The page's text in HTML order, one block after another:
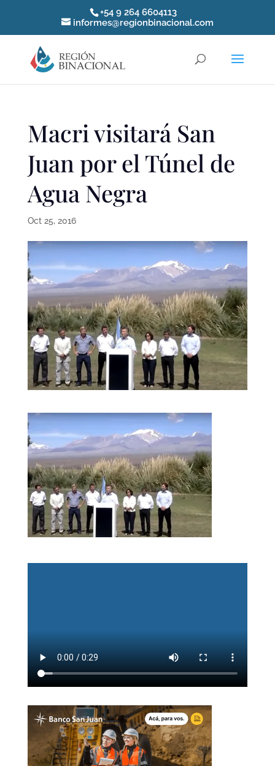
+54 9 264 6604113
informes@regionbinacional.com
Macri visitará San
Juan por el Túnel de
Agua Negra
Oct 25, 2016